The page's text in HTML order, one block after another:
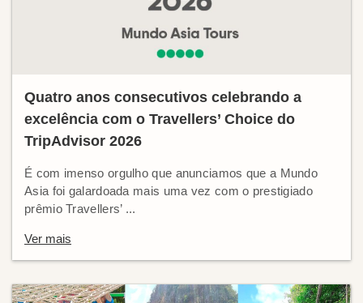
Quatro anos consecutivos celebrando a
excelência com o Travellers’ Choice do
TripAdvisor 2026
É com imenso orgulho que anunciamos que a Mundo
Asia foi galardoada mais uma vez com o prestigiado
prêmio Travellers’ ...
Ver mais